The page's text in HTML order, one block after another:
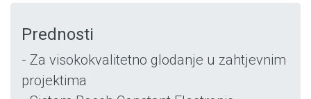
Prednosti
- Za visokokvalitetno glodanje u zahtjevnim
projektima